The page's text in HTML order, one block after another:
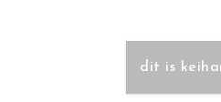
dit is